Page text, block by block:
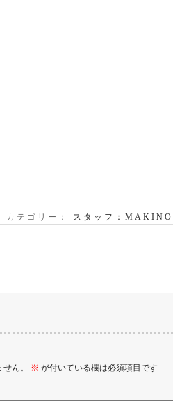
テゴリー： スタッフ：MAKINO
ん。 ※ が付いている欄は必須項目です